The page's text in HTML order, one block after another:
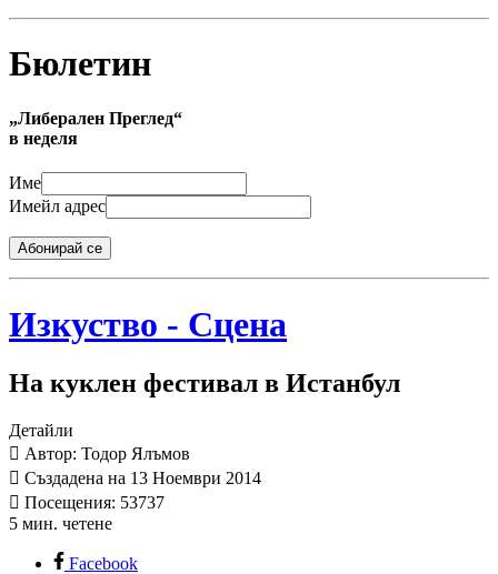
Бюлетин
„Либерален Преглед“
в неделя
Име
Имейл адрес
Абонирай се
Изкуство - Сцена
На куклен фестивал в Истанбул
Детайли
Автор: Тодор Ялъмов
Създадена на 13 Ноември 2014
Посещения: 53737
5 мин. четене
Facebook